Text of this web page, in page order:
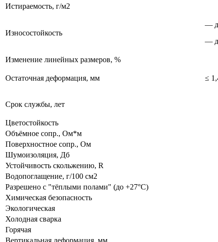
Истираемость, г/м2
Износостойкость
—
—
Изменение линейных размеров, %
Остаточная деформация, мм ≤
Срок службы, лет
Цветостойкость
Объёмное сопр., Ом*м
Поверхностное сопр., Ом
Шумоизоляция, Дб
Устойчивость скольжению, R
Водопоглащение, г/100 см2
Разрешено с "тёплыми полами" (до +27°C)
Химическая безопасность
Экологическая
Холодная сварка
Горячая
Вертикальная деформация, мм